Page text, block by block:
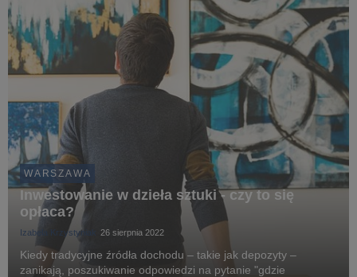
WARSZAWA
Inwestowanie w dzieła sztuki - czy to się
opłaca?
Izabela Krzystyniak 26 sierpnia 2022
Kiedy tradycyjne źródła dochodu – takie jak depozyty –
zanikają, poszukiwanie odpowiedzi na pytanie "gdzie